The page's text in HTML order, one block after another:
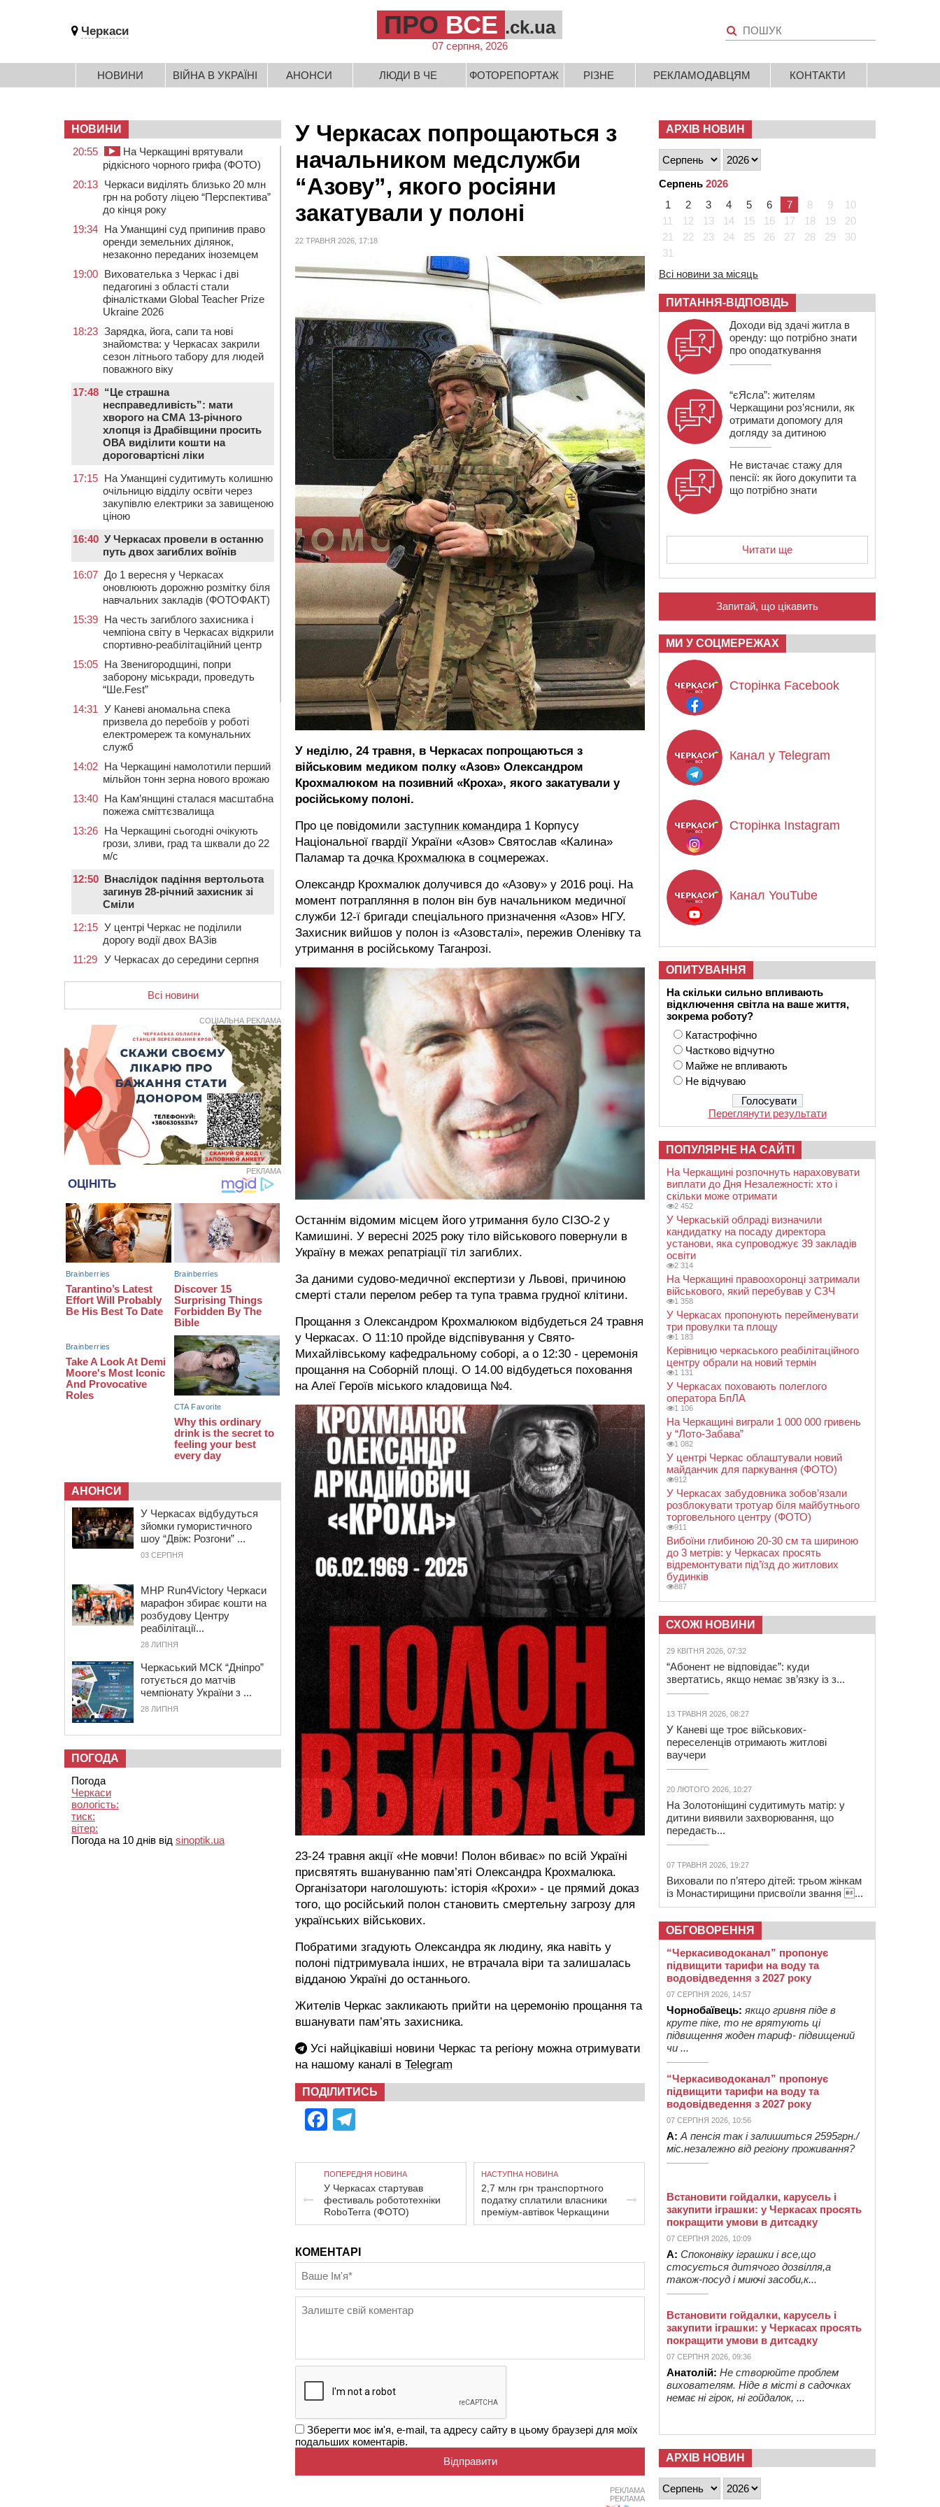
Черкаси ПРО ВСЕ .ck.ua
07 серпня, 2026
НОВИНИ ВІЙНА В УКРАЇНІ АНОНСИ ЛЮДИ В ЧЕ ФОТОРЕПОРТАЖ РІЗНЕ РЕКЛАМОДАВЦЯМ КОНТАКТИ
У Черкасах попрощаються з
начальником медслужби
“Азову”, якого росіяни
закатували у полоні
22 ТРАВНЯ 2026, 17:18
У неділю, 24 травня, в Черкасах попрощаються з
військовим медиком полку «Азов» Олександром
Крохмалюком на позивний «Кроха», якого закатували у
російському полоні.
Про це повідомили заступник командира 1 Корпусу
Національної гвардії України «Азов» Святослав «Калина»
Паламар та дочка Крохмалюка в соцмережах.
Олександр Крохмалюк долучився до «Азову» у 2016 році. На
момент потрапляння в полон він був начальником медичної
служби 12-ї бригади спеціального призначення «Азов» НГУ.
Захисник вийшов у полон із «Азовсталі», пережив Оленівку та
утримання в російському Таганрозі.
Останнім відомим місцем його утримання було СІЗО-2 у
Камишині. У вересні 2025 року тіло військового повернули в
Україну в межах репатріації тіл загиблих.
За даними судово-медичної експертизи у Львові, причиною
смерті стали перелом ребер та тупа травма грудної клітини.
Прощання з Олександром Крохмалюком відбудеться 24 травня
у Черкасах. О 11:10 пройде відспівування у Свято-
Михайлівському кафедральному соборі, а о 12:30 - церемонія
прощання на Соборній площі. О 14.00 відбудеться поховання
на Алеї Героїв міського кладовища №4.
23-24 травня акції «Не мовчи! Полон вбиває» по всій Україні
присвятять вшануванню пам’яті Олександра Крохмалюка.
Організатори наголошують: історія «Крохи» - це прямий доказ
того, що російський полон становить смертельну загрозу для
українських військових.
Побратими згадують Олександра як людину, яка навіть у
полоні підтримувала інших, не втрачала віри та залишалась
відданою Україні до останнього.
Жителів Черкас закликають прийти на церемонію прощання та
вшанувати пам’ять захисника.
Усі найцікавіші новини Черкас та регіону можна отримувати
на нашому каналі в Telegram
ПОДІЛИТИСЬ
Facebook
ПОПЕРЕДНЯ НОВИНА
У Черкасах стартував
фестиваль робототехніки
RoboTerra (ФОТО)
НАСТУПНА НОВИНА
2,7 млн грн транспортного
податку сплатили власники
преміум-автівок Черкащини
КОМЕНТАРІ
Зберегти моє ім'я, e-mail, та адресу сайту в цьому браузері для моїх
подальших коментарів.
РЕКЛАМА
РЕКЛАМА
НОВИНИ
20:55
На Черкащині врятували
рідкісного чорного грифа (ФОТО)
20:13 Черкаси виділять близько 20 млн
грн на роботу ліцею “Перспектива”
до кінця року
19:34 На Уманщині суд припинив право
оренди земельних ділянок,
незаконно переданих іноземцем
19:00 Вихователька з Черкас і дві
педагогині з області стали
фіналістками Global Teacher Prize
Ukraine 2026
18:23 Зарядка, йога, сапи та нові
знайомства: у Черкасах закрили
сезон літнього табору для людей
поважного віку
17:48 “Це страшна
несправедливість”: мати
хворого на СМА 13-річного
хлопця із Драбівщини просить
ОВА виділити кошти на
дороговартісні ліки
17:15 На Уманщині судитимуть колишню
очільницю відділу освіти через
закупівлю електрики за завищеною
ціною
16:40 У Черкасах провели в останню
путь двох загиблих воїнів
16:07 До 1 вересня у Черкасах
оновлюють дорожню розмітку біля
навчальних закладів (ФОТОФАКТ)
15:39 На честь загиблого захисника і
чемпіона світу в Черкасах відкрили
спортивно-реабілітаційний центр
15:05 На Звенигородщині, попри
заборону міськради, проведуть
“Ше.Fest”
14:31 У Каневі аномальна спека
призвела до перебоїв у роботі
електромереж та комунальних
служб
14:02 На Черкащині намолотили перший
мільйон тонн зерна нового врожаю
13:40 На Кам’янщині сталася масштабна
пожежа сміттєзвалища
13:26 На Черкащині сьогодні очікують
грози, зливи, град та шквали до 22
м/с
12:50 Внаслідок падіння вертольота
загинув 28-річний захисник зі
Сміли
12:15 У центрі Черкас не поділили
дорогу водії двох ВАЗів
11:29 У Черкасах до середини серпня
вулицях
збільшилась уп’ятеро з початку
повномасштабної війни
10:15
У Черкасах водій Audi Q5
спричинив аварію, не пропустивши
інший кросовер
09:42
“Черкасиводоканал” пропонує
підвищити тарифи на воду та
водовідведення з 2027 року
09:08
Встановити гойдалки, карусель і
закупити іграшки: у Черкасах
дитсадку
08:22 “На щиті” у Чорнобаївську
громаду повертається полеглий
біля Кліщіївки воїн
07:30 Понад 968 мільйонів гривень
Черкащині
06 СЕРПНЯ 2026, ЧЕТВЕР
21:13 Вісім медалей, з яких чотири
тріумфували на чемпіонаті України
Всі новини
СОЦІАЛЬНА РЕКЛАМА
РЕКЛАМА
АНОНСИ
У Черкасах відбудуться
зйомки гумористичного
шоу “Двіж: Розгони” ...
03 СЕРПНЯ
MHP Run4Victory Черкаси
марафон збирає кошти на
розбудову Центру
реабілітації...
28 ЛИПНЯ
Черкаський МСК “Дніпро”
готується до матчів
чемпіонату України з ...
28 ЛИПНЯ
ПОГОДА
Погода
Черкаси
вологість:
тиск:
вітер:
Погода на 10 днів від sinoptik.ua
АРХІВ НОВИН
Серпень 2026
1
2 3 4 5 6 7 8 9
10
11
12 13 14 15 16 17 18 19
20
21
22 23 24 25 26 27 28 29
30
31
Всі новини за місяць
ПИТАННЯ-ВІДПОВІДЬ
Доходи від здачі житла в
оренду: що потрібно знати
про оподаткування
“єЯсла”: жителям
Черкащини роз’яснили, як
отримати допомогу для
догляду за дитиною
Не вистачає стажу для
пенсії: як його докупити та
що потрібно знати
Читати ще
Запитай, що цікавить
МИ У СОЦМЕРЕЖАХ
Сторінка Facebook
Канал у Telegram
Сторінка Instagram
Канал YouTube
ОПИТУВАННЯ
На скільки сильно впливають
відключення світла на ваше життя,
зокрема роботу?
Катастрофічно
Частково відчутно
Майже не впливають
Не відчуваю
Переглянути результати
ПОПУЛЯРНЕ НА САЙТІ
На Черкащині розпочнуть нараховувати
виплати до Дня Незалежності: хто і
скільки може отримати
2 452
У Черкаській облраді визначили
кандидатку на посаду директора
установи, яка супроводжує 39 закладів
освіти
2 314
На Черкащині правоохоронці затримали
військового, який перебував у СЗЧ
1 358
У Черкасах пропонують перейменувати
три провулки та площу
1 183
Керівницю черкаського реабілітаційного
центру обрали на новий термін
1 131
У Черкасах поховають полеглого
оператора БпЛА
1 106
На Черкащині виграли 1 000 000 гривень
у “Лото-Забава”
1 082
У центрі Черкас облаштували новий
майданчик для паркування (ФОТО)
912
У Черкасах забудовника зобов’язали
розблокувати тротуар біля майбутнього
торговельного центру (ФОТО)
911
Вибоїни глибиною 20-30 см та шириною
до 3 метрів: у Черкасах просять
відремонтувати під’їзд до житлових
будинків
887
СХОЖІ НОВИНИ
29 КВІТНЯ 2026, 07:32
“Абонент не відповідає”: куди
звертатись, якщо немає зв’язку із з...
13 ТРАВНЯ 2026, 08:27
У Каневі ще троє військових-
переселенців отримають житлові
ваучери
20 ЛЮТОГО 2026, 10:27
На Золотоніщині судитимуть матір: у
дитини виявили захворювання, що
передаєть...
07 ТРАВНЯ 2026, 19:27
Виховали по п’ятеро дітей: трьом жінкам
із Монастирищини присвоїли звання ...
ОБГОВОРЕННЯ
“Черкасиводоканал” пропонує
підвищити тарифи на воду та
водовідведення з 2027 року
07 СЕРПНЯ 2026, 14:57
Чорнобаївець: якщо гривня піде в
круте піке, то не врятують ці
підвищення жоден тариф- підвищений
чи ...
“Черкасиводоканал” пропонує
підвищити тарифи на воду та
водовідведення з 2027 року
07 СЕРПНЯ 2026, 10:56
А: А пенсія так і залишиться 2595грн./
міс.незалежно від регіону проживання?
Встановити гойдалки, карусель і
закупити іграшки: у Черкасах просять
покращити умови в дитсадку
07 СЕРПНЯ 2026, 10:09
А: Споконвіку іграшки і все,що
стосується дитячого дозвілля,а
також-посуд і миючі засоби,к...
Встановити гойдалки, карусель і
закупити іграшки: у Черкасах просять
покращити умови в дитсадку
07 СЕРПНЯ 2026, 09:36
Анатолій: Не створюйте проблем
вихователям. Ніде в місті в садочках
немає ні гірок, ні гойдалок, ...
АРХІВ НОВИН